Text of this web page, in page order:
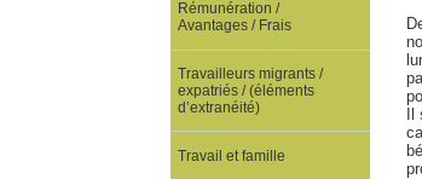
Rémunération /
Avantages / Frais
Travailleurs migrants /
expatriés / (éléments
d’extranéité)
Travail et famille